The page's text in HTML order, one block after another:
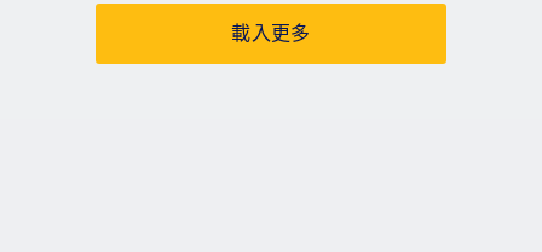
載入更多